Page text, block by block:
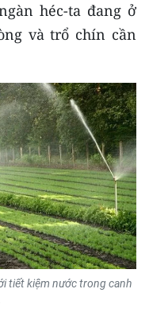
héc-ta đang ở
và trổ chín cần
tiết kiệm nước trong canh